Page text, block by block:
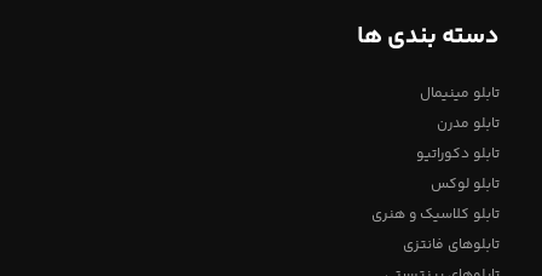
دسته بندی ها
تابلو مینیمال
تابلو مدرن
تابلو دکوراتیو
تابلو لوکس
تابلو کلاسیک و هنری
تابلوهای فانتزی